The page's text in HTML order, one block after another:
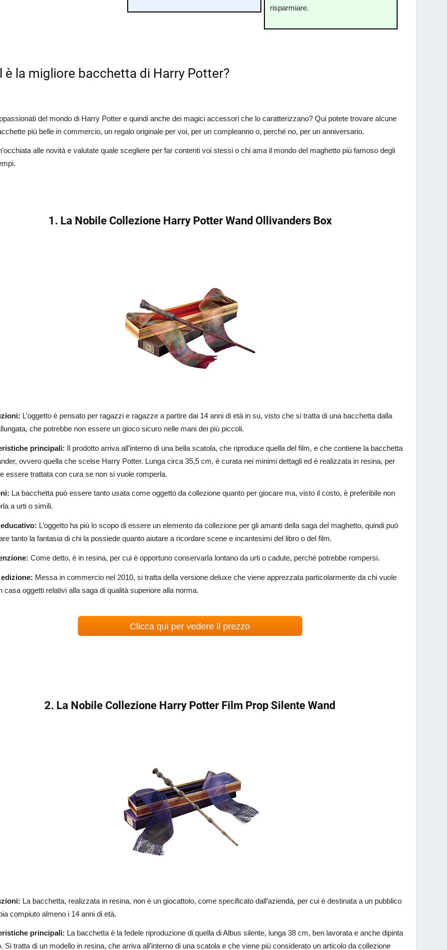
risparmiare.
è la migliore bacchetta di Harry Potter?
del mondo di Harry Potter e quindi anche dei magici accessori che lo caratterizzano? Qui potete trovare alcune
più belle in commercio, un regalo originale per voi, per un compleanno o, perché no, per un anniversario.
alle novità e valutate quale scegliere per far contenti voi stessi o chi ama il mondo del maghetto più famoso degli
1. La Nobile Collezione Harry Potter Wand Ollivanders Box
L’oggetto è pensato per ragazzi e ragazze a partire dai 14 anni di età in su, visto che si tratta di una bacchetta dalla
che potrebbe non essere un gioco sicuro nelle mani dei più piccoli.
principali: Il prodotto arriva all’interno di una bella scatola, che riproduce quella del film, e che contiene la bacchetta
ovvero quella che scelse Harry Potter. Lunga circa 35,5 cm, è curata nei minimi dettagli ed è realizzata in resina, per
essere trattata con cura se non si vuole romperla.
La bacchetta può essere tanto usata come oggetto da collezione quanto per giocare ma, visto il costo, è preferibile non
a urti o simili.
L’oggetto ha più lo scopo di essere un elemento da collezione per gli amanti della saga del maghetto, quindi può
tanto la fantasia di chi la possiede quanto aiutare a ricordare scene e incantesimi del libro o del film.
Come detto, è in resina, per cui è opportuno conservarla lontano da urti o cadute, perché potrebbe rompersi.
Messa in commercio nel 2010, si tratta della versione deluxe che viene apprezzata particolarmente da chi vuole
casa oggetti relativi alla saga di qualità superiore alla norma.
Clicca qui per vedere il prezzo
2. La Nobile Collezione Harry Potter Film Prop Silente Wand
La bacchetta, realizzata in resina, non è un giocattolo, come specificato dall’azienda, per cui è destinata a un pubblico
compiuto almeno i 14 anni di età.
principali: La bacchetta è la fedele riproduzione di quella di Albus silente, lunga 38 cm, ben lavorata e anche dipinta
Si tratta di un modello in resina, che arriva all’interno di una scatola e che viene più considerato un articolo da collezione